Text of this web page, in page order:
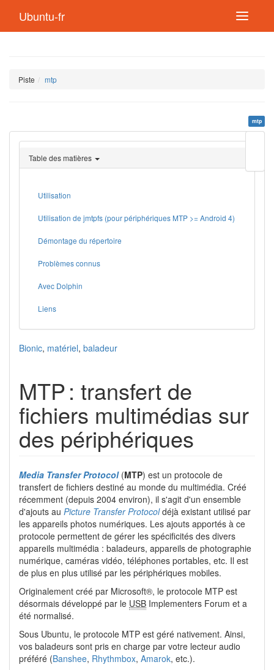
Ubuntu-fr
Piste mtp
mtp
page
Table des matières
Utilisation
Utilisation de jmtpfs (pour périphériques MTP >= Android 4)
Démontage du répertoire
Problèmes connus
Avec Dolphin
Liens
Bionic, matériel, baladeur
MTP : transfert de
fichiers multimédias sur
des périphériques
Media Transfer Protocol(MTP) est un protocole de
transfert de fichiers destiné au monde du multimédia. Créé
récemment (depuis 2004 environ), il s'agit d'un ensemble
d'ajouts au Picture Transfer Protocoldéjà existant utilisé par
les appareils photos numériques. Les ajouts apportés à ce
protocole permettent de gérer les spécificités des divers
appareils multimédia : baladeurs, appareils de photographie
numérique, caméras vidéo, téléphones portables, etc. Il est
de plus en plus utilisé par les périphériques mobiles.
Originalement créé par Microsoft®, le protocole MTP est
désormais développé par le USB Implementers Forum et a
été normalisé.
Sous Ubuntu, le protocole MTP est géré nativement. Ainsi,
vos baladeurs sont pris en charge par votre lecteur audio
préféré (Banshee, Rhythmbox, Amarok, etc.).